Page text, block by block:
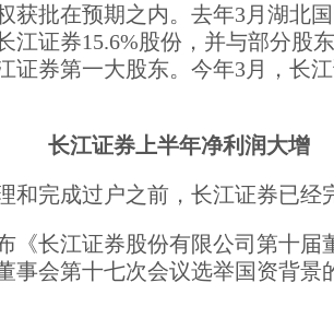
获批在预期之内。去年3月湖北
江证券15.6%股份，并与部分股
证券第一大股东。今年3月，长
长江证券上半年净利润大增
和完成过户之前，长江证券已经
《长江证券股份有限公司第十届
事会第十七次会议选举国资背景